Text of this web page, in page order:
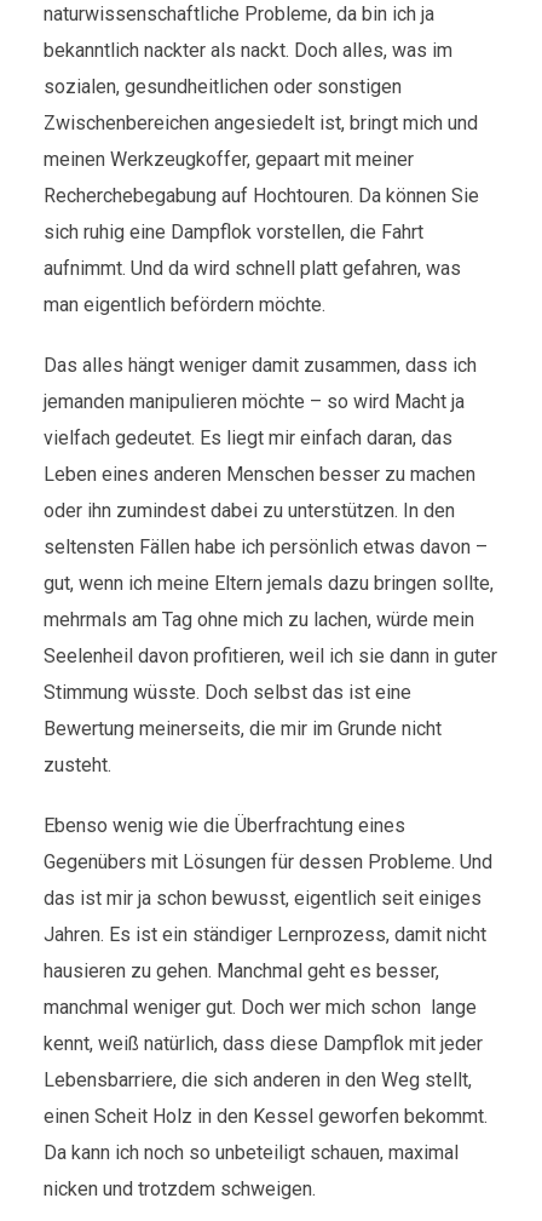
naturwissenschaftliche Probleme, da bin ich ja
bekanntlich nackter als nackt. Doch alles, was im
sozialen, gesundheitlichen oder sonstigen
Zwischenbereichen angesiedelt ist, bringt mich und
meinen Werkzeugkoffer, gepaart mit meiner
Recherchebegabung auf Hochtouren. Da können Sie
sich ruhig eine Dampflok vorstellen, die Fahrt
aufnimmt. Und da wird schnell platt gefahren, was
man eigentlich befördern möchte.
Das alles hängt weniger damit zusammen, dass ich
jemanden manipulieren möchte – so wird Macht ja
vielfach gedeutet. Es liegt mir einfach daran, das
Leben eines anderen Menschen besser zu machen
oder ihn zumindest dabei zu unterstützen. In den
seltensten Fällen habe ich persönlich etwas davon –
gut, wenn ich meine Eltern jemals dazu bringen sollte,
mehrmals am Tag ohne mich zu lachen, würde mein
Seelenheil davon profitieren, weil ich sie dann in guter
Stimmung wüsste. Doch selbst das ist eine
Bewertung meinerseits, die mir im Grunde nicht
zusteht.
Ebenso wenig wie die Überfrachtung eines
Gegenübers mit Lösungen für dessen Probleme. Und
das ist mir ja schon bewusst, eigentlich seit einiges
Jahren. Es ist ein ständiger Lernprozess, damit nicht
hausieren zu gehen. Manchmal geht es besser,
manchmal weniger gut. Doch wer mich schon lange
kennt, weiß natürlich, dass diese Dampflok mit jeder
Lebensbarriere, die sich anderen in den Weg stellt,
einen Scheit Holz in den Kessel geworfen bekommt.
Da kann ich noch so unbeteiligt schauen, maximal
nicken und trotzdem schweigen.